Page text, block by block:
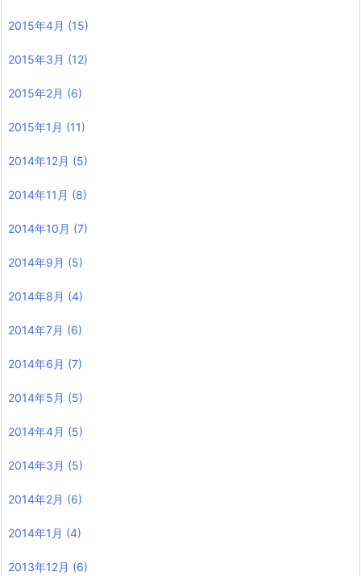
2015年4月 (15)
2015年3月 (12)
2015年2月 (6)
2015年1月 (11)
2014年12月 (5)
2014年11月 (8)
2014年10月 (7)
2014年9月 (5)
2014年8月 (4)
2014年7月 (6)
2014年6月 (7)
2014年5月 (5)
2014年4月 (5)
2014年3月 (5)
2014年2月 (6)
2014年1月 (4)
2013年12月 (6)